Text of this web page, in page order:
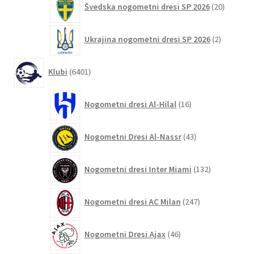
Švedska nogometni dresi SP 2026 20izdelkov
Ukrajina nogometni dresi SP 2026 2izdelka
Klubi 6401izdelek
Nogometni dresi Al-Hilal 16izdelkov
Nogometni Dresi Al-Nassr 43izdelkov
Nogometni dresi Inter Miami 132izdelkov
Nogometni dresi AC Milan 247izdelkov
Nogometni Dresi Ajax 46izdelkov